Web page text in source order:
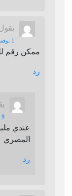
1 نوفمبر، 2021 الساعة 12:28 م
ممكن رقم
رد
9 أبريل، 2022 الساعة 9:48 ص
عندي
المصري
رد